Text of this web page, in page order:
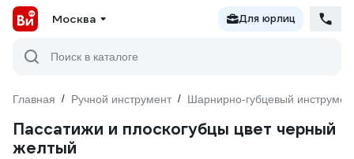
Москва Для юрлиц
Поиск в каталоге
Главная / Ручной инструмент / Шарнирно-губцевый
Пассатижи и плоскогубцы цвет черный
желтый